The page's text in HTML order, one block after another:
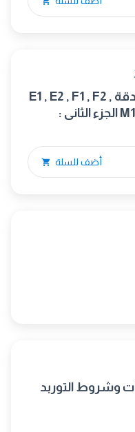
سنج الموازين من رتب الدقة E1 , E2 , F1 , F2 ,
M1. , M1-2 , M2 , M2-3 , M3 الجزء الثانى :
أضف للسلة
وشروط التوربد